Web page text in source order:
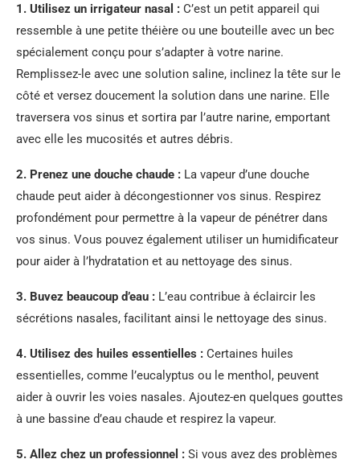
1. Utilisez un irrigateur nasal : C’est un petit appareil qui
ressemble à une petite théière ou une bouteille avec un bec
spécialement conçu pour s’adapter à votre narine.
Remplissez-le avec une solution saline, inclinez la tête sur le
côté et versez doucement la solution dans une narine. Elle
traversera vos sinus et sortira par l’autre narine, emportant
avec elle les mucosités et autres débris.
2. Prenez une douche chaude : La vapeur d’une douche
chaude peut aider à décongestionner vos sinus. Respirez
profondément pour permettre à la vapeur de pénétrer dans
vos sinus. Vous pouvez également utiliser un humidificateur
pour aider à l’hydratation et au nettoyage des sinus.
3. Buvez beaucoup d’eau : L’eau contribue à éclaircir les
sécrétions nasales, facilitant ainsi le nettoyage des sinus.
4. Utilisez des huiles essentielles : Certaines huiles
essentielles, comme l’eucalyptus ou le menthol, peuvent
aider à ouvrir les voies nasales. Ajoutez-en quelques gouttes
à une bassine d’eau chaude et respirez la vapeur.
5. Allez chez un professionnel : Si vous avez des problèmes